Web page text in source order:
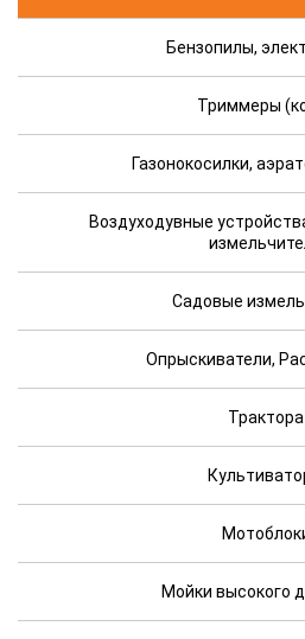
Бензопилы,
Триммеры
Газонокосилки,
Воздуходувные
Садовые
Опрыскиватели,
Трактора
Мойки высокого